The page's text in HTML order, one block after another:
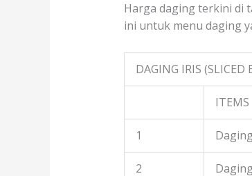
Harga daging terkini di
ini untuk menu daging
DAGING IRIS (SLICED
ITEMS
1
2